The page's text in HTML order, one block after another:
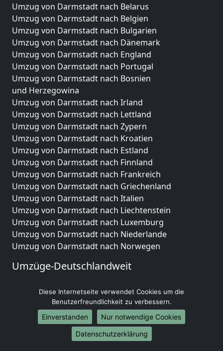
Umzug von Darmstadt nach Belarus
Umzug von Darmstadt nach Belgien
Umzug von Darmstadt nach Bulgarien
Umzug von Darmstadt nach Dänemark
Umzug von Darmstadt nach England
Umzug von Darmstadt nach Portugal
Umzug von Darmstadt nach Bosnien
und Herzegowina
Umzug von Darmstadt nach Irland
Umzug von Darmstadt nach Lettland
Umzug von Darmstadt nach Zypern
Umzug von Darmstadt nach Kroatien
Umzug von Darmstadt nach Estland
Umzug von Darmstadt nach Finnland
Umzug von Darmstadt nach Frankreich
Umzug von Darmstadt nach Griechenland
Umzug von Darmstadt nach Italien
Umzug von Darmstadt nach Liechtenstein
Umzug von Darmstadt nach Luxemburg
Umzug von Darmstadt nach Niederlande
Umzug von Darmstadt nach Norwegen
Umzüge-Deutschlandweit
Umzug von Darmstadt nach Hamburg
Umzug von Darmstadt nach München
Umzug von Darmstadt nach Köln
Umzug von Darmstadt nach Frankfurt am Main
Umzug von Darmstadt nach Stuttgart
Diese Internetseite verwendet Cookies um die
Benutzerfreundlichkeit zu verbessern.
Einverstanden
Nur notwendige Cookies
Datenschutzerklärung